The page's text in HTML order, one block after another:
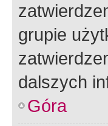
grupie
dalszych
Góra